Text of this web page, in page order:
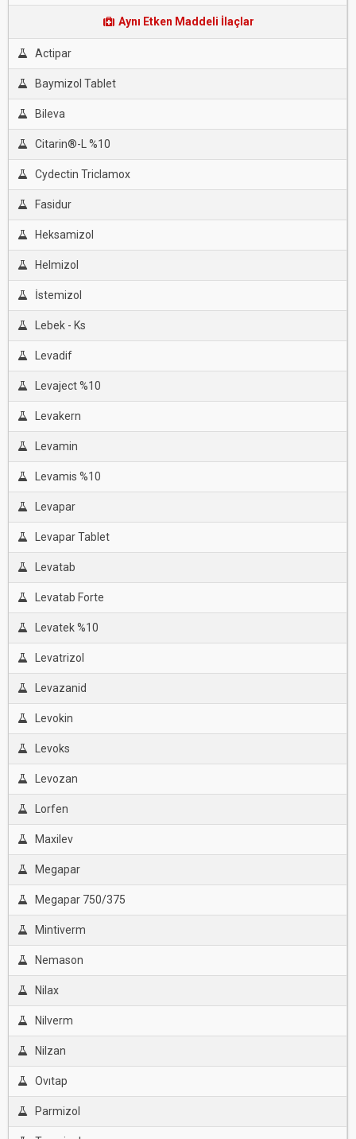
Aynı Etken Maddeli İlaçlar
Actipar
Baymizol Tablet
Bileva
Citarin®-L %10
Cydectin Triclamox
Fasidur
Heksamizol
Helmizol
İstemizol
Lebek - Ks
Levadif
Levaject %10
Levakern
Levamin
Levamis %10
Levapar
Levapar Tablet
Levatab
Levatab Forte
Levatek %10
Levatrizol
Levazanid
Levokin
Levoks
Levozan
Lorfen
Maxilev
Megapar
Megapar 750/375
Mintiverm
Nemason
Nilax
Nilverm
Nilzan
Ovıtap
Parmizol